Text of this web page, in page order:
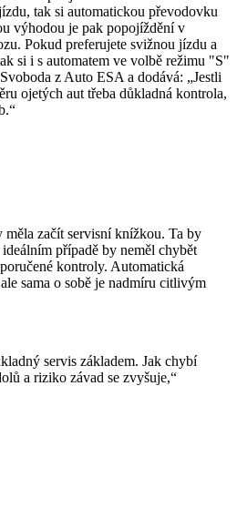
tak si automatickou převodovku
výhodou je pak popojíždění v
Pokud preferujete svižnou jízdu a
si i s automatem ve volbě režimu "S"
z Auto ESA a dodává: „Jestli
ojetých aut třeba důkladná kontrola,
začít servisní knížkou. Ta by
případě by neměl chybět
kontroly. Automatická
sama o sobě je nadmíru citlivým
servis základem. Jak chybí
a riziko závad se zvyšuje,“